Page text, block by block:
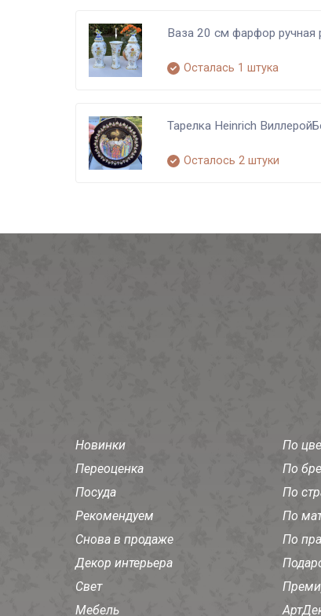
Ваза 20 см фарфор ручная
Осталась 1 штука
Тарелка Heinrich
Осталось 2 штуки
Новинки
Переоценка
Посуда
Рекомендуем
Снова в продаже
Декор интерьера
Свет
Мебель
По
По
По
По
По